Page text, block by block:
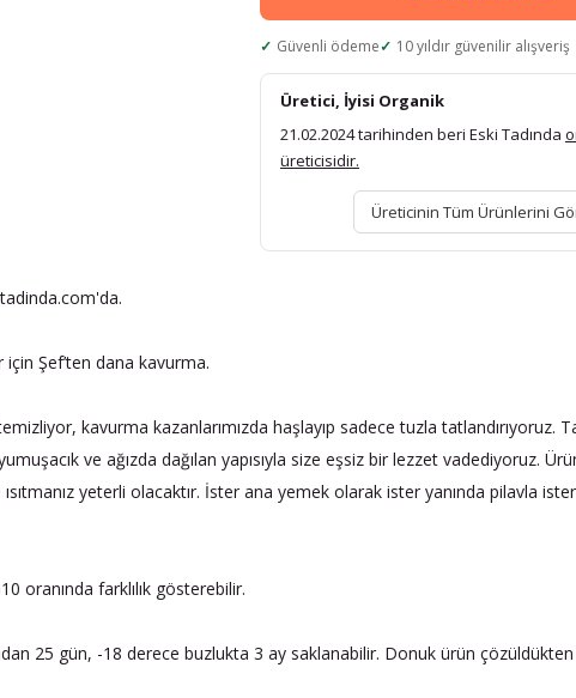
Güvenli ödeme 10 yıldır güvenilir alışveriş
Üretici, İyisi Organik
21.02.2024 tarihinden beri Eski Tadında
üreticisidir.
Üreticinin Tüm Ürünlerini
Şef’ten dana kavurma.
kavurma kazanlarımızda haşlayıp sadece tuzla tatlandırıyoruz.
ve ağızda dağılan yapısıyla size eşsiz bir lezzet vadediyoruz.
yeterli olacaktır. İster ana yemek olarak ister yanında pilavla
oranında farklılık gösterebilir.
25 gün, -18 derece buzlukta 3 ay saklanabilir. Donuk ürün çözüldükten